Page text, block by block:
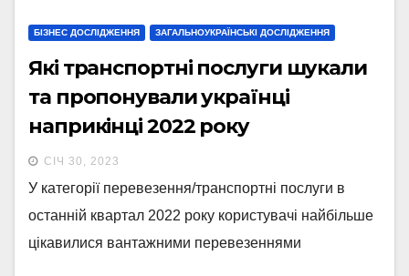
БІЗНЕС ДОСЛІДЖЕННЯ ЗАГАЛЬНОУКРАЇНСЬКІ ДОСЛІДЖЕННЯ
Які транспортні послуги шукали
та пропонували українці
наприкінці 2022 року
СІЧ 30, 2023
У категорії перевезення/транспортні послуги в
останній квартал 2022 року користувачі найбільше
цікавилися вантажними перевезеннями